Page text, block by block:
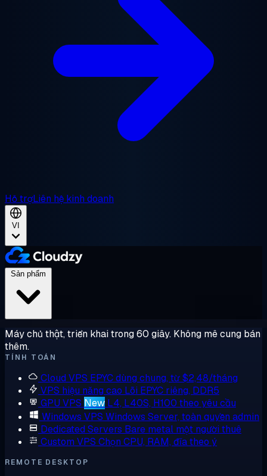
Hỗ trợLiên hệ kinh doanh
VI
Máy chủ thật, triển khai trong 60 giây. Không mê cung bán
thêm.
TÍNH TOÁN
Cloud VPS EPYC dùng chung, từ $2,48/tháng
VPS hiệu năng cao Lõi EPYC riêng, DDR5
GPU VPS New L4, L40S, H100 theo yêu cầu
Windows VPS Windows Server, toàn quyền admin
Dedicated Servers Bare metal một người thuê
Custom VPS Chọn CPU, RAM, đĩa theo ý
REMOTE DESKTOP